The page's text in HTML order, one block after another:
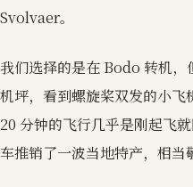
Svolvaer。
我们选择的是在 Bodo 转机
机坪，看到螺旋桨双发的小飞
20 分钟的飞行几乎是刚起飞
车推销了一波当地特产，相当